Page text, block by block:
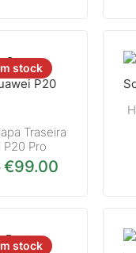
stock
Traseira
Pro
O preço original era:
€99.00
stock